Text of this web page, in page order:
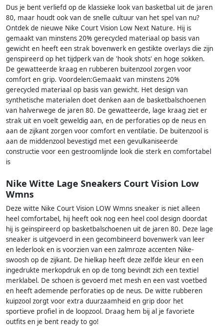
Dus je bent verliefd op de klassieke look van basketbal uit de jaren
80, maar houdt ook van de snelle cultuur van het spel van nu?
Ontdek de nieuwe Nike Court Vision Low Next Nature. Hij is
gemaakt van minstens 20% gerecycled materiaal op basis van
gewicht en heeft een strak bovenwerk en gestikte overlays die zijn
genspireerd op het tijdperk van de 'hook shots' en hoge sokken.
De gewatteerde kraag en rubberen buitenzool zorgen voor
comfort en grip. Voordelen:Gemaakt van minstens 20%
gerecycled materiaal op basis van gewicht. Het design van
synthetische materialen doet denken aan de basketbalschoenen
van halverwege de jaren 80. De gewatteerde, lage kraag ziet er
strak uit en voelt geweldig aan, en de perforaties op de neus en
aan de zijkant zorgen voor comfort en ventilatie. De buitenzool is
aan de middenzool bevestigd met een gevulkaniseerde
constructie voor een gestroomlijnde look die sterk en comfortabel
is
Nike Witte Lage Sneakers Court Vision Low
Wmns
Deze witte Nike Court Vision LOW Wmns sneaker is niet alleen
heel comfortabel, hij heeft ook nog een heel cool design doordat
hij is geïnspireerd op basketbalschoenen uit de jaren 80. Deze lage
sneaker is uitgevoerd in een gecombineerd bovenwerk van leer
en lederlook en is voorzien van een zalmroze accenten Nike-
swoosh op de zijkant. De hielkap heeft deze zelfde kleur en een
ingedrukte merkopdruk en op de tong bevindt zich een textiel
merklabel. De schoen is gevoerd met mesh en een vast voetbed
en heeft ademende perforaties op de neus. De witte rubberen
kuipzool zorgt voor extra duurzaamheid en grip door het
sportieve profiel in de loopzool. Draag hem bij al je favoriete
outfits en je bent ready to go!